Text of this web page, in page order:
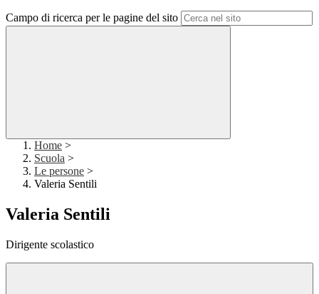
Campo di ricerca per le pagine del sito
Home >
Scuola >
Le persone >
Valeria Sentili
Valeria Sentili
Dirigente scolastico